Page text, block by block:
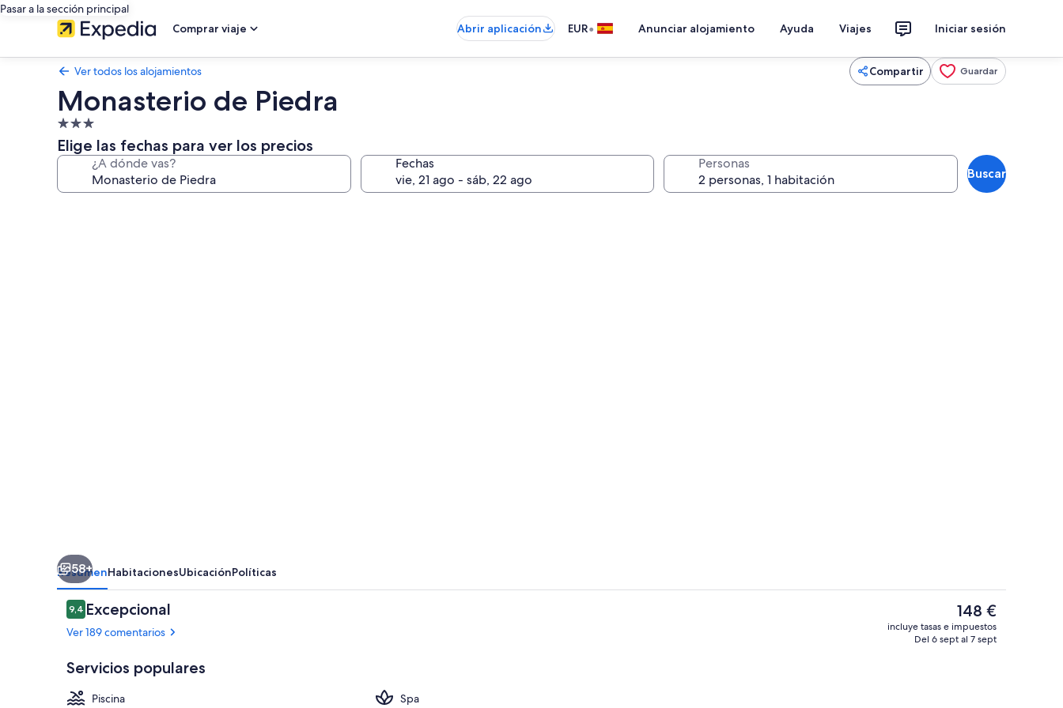
Pasar a la sección principal
Comprar viaje
Abrir aplicación EUR• Anunciar alojamiento Ayuda Viajes Iniciar sesión
Ver todos los alojamientos Compartir Guardar
Monasterio de Piedra
Alojamiento
de
3.0 estrellas
Elige las fechas para ver los precios
¿A dónde vas? Fechas Personas
Buscar
58+
ResumenHabitacionesUbicaciónPolíticas
Comentarios
9,49,4 de 10
Excepcional
Ver 189 comentarios
Servicios populares
Piscina
Spa
El
precio
actual
148 €
incluye tasas e impuestos
Del 6 sept al 7 sept